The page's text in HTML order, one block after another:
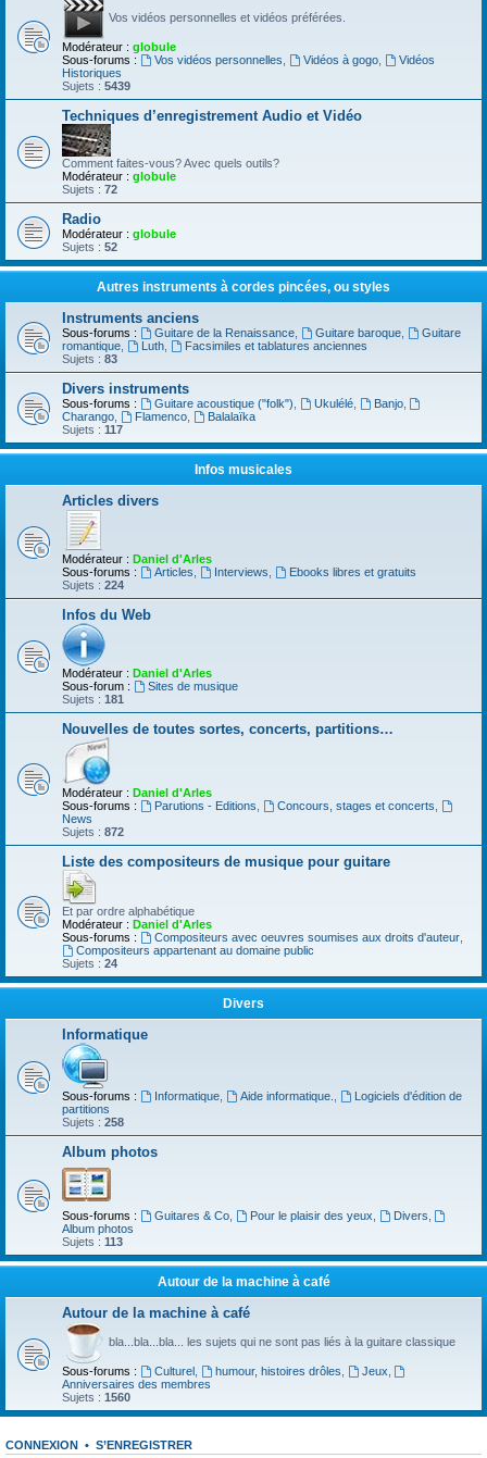
Vos vidéos personnelles et vidéos préférées.
Modérateur : globule
Sous-forums :
Vos vidéos personnelles Vidéos à gogo,
Vidéos
Historiques
Sujets : 5439
Techniques d’enregistrement Audio et Vidéo
Comment faites-vous? Avec quels outils?
Modérateur : globule
Sujets : 72
Radio
Modérateur : globule
Sujets : 52
Autres instruments à cordes pincées, ou styles
Instruments anciens
Sous-forums : Guitare de la Renaissance, Guitare baroque,
Guitare
romantique
Luth,
Facsimiles et tablatures anciennes
Sujets : 83
Divers instruments
Sous-forums : Guitare acoustique ("folk") Ukulélé, Banjo,
Charango
Flamenco,
Balalaïka
Sujets : 117
Infos musicales
Articles divers
Modérateur : Daniel d'Arles
Sous-forums :
Articles Interviews
Ebooks libres et gratuits
Sujets : 224
Infos du Web
Modérateur : Daniel d'Arles
Sous-forum :
Sites de musique
Sujets : 181
Nouvelles de toutes sortes, concerts, partitions…
Modérateur : Daniel d'Arles
Sous-forums :
Parutions - Editions Concours, stages et concerts
News
Sujets : 872
Liste des compositeurs de musique pour guitare
Et par ordre alphabétique
Modérateur : Daniel d'Arles
Sous-forums :
Compositeurs avec oeuvres soumises aux droits d'auteur,
Compositeurs appartenant au domaine public
Sujets : 24
Divers
Informatique
Sous-forums : Informatique, Aide informatique.
Logiciels d'édition de
partitions
Sujets : 258
Album photos
Sous-forums : Guitares & Co, Pour le plaisir des yeux Divers
Album photos
Sujets : 113
Autour de la machine à café
Autour de la machine à café
bla...bla...bla... les sujets qui ne sont pas liés à la guitare classique
Sous-forums : Culturel, humour, histoires drôles Jeux
Anniversaires des membres
Sujets : 1560
CONNEXION • S’ENREGISTRER